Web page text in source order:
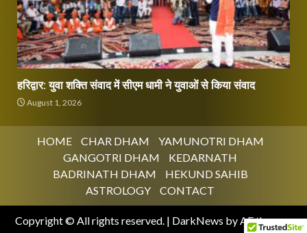
हरिद्वार: युवा शक्ति संवाद में सीएम धामी ने युवाओं से किया संवाद
August 1, 2026
HOME CHAR DHAM
YAMUNOTRI DHAM
GANGOTRI DHAM
KEDARNATH
BADRINATH DHAM
HEKUND SAHIB
ASTROLOGY
CONTACT
Copyright © All rights reserved. | DarkNews by AF themes.